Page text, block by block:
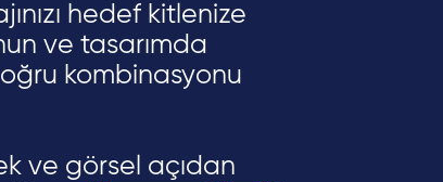
hedef kitlenize
ve tasarımda
kombinasyonu
ve görsel açıdan